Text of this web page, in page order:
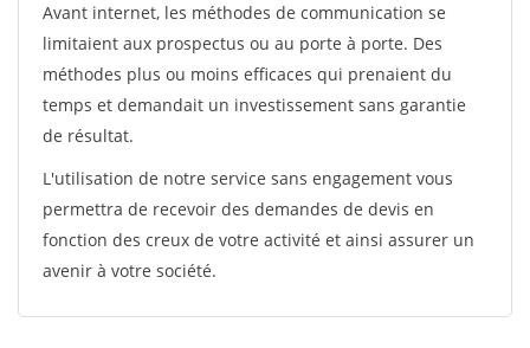
Avant internet, les méthodes de communication se
limitaient aux prospectus ou au porte à porte. Des
méthodes plus ou moins efficaces qui prenaient du
temps et demandait un investissement sans garantie
de résultat.
L'utilisation de notre service sans engagement vous
permettra de recevoir des demandes de devis en
fonction des creux de votre activité et ainsi assurer un
avenir à votre société.